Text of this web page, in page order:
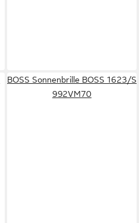
BOSS Sonnenbrille BOSS 1623/S
992VM70